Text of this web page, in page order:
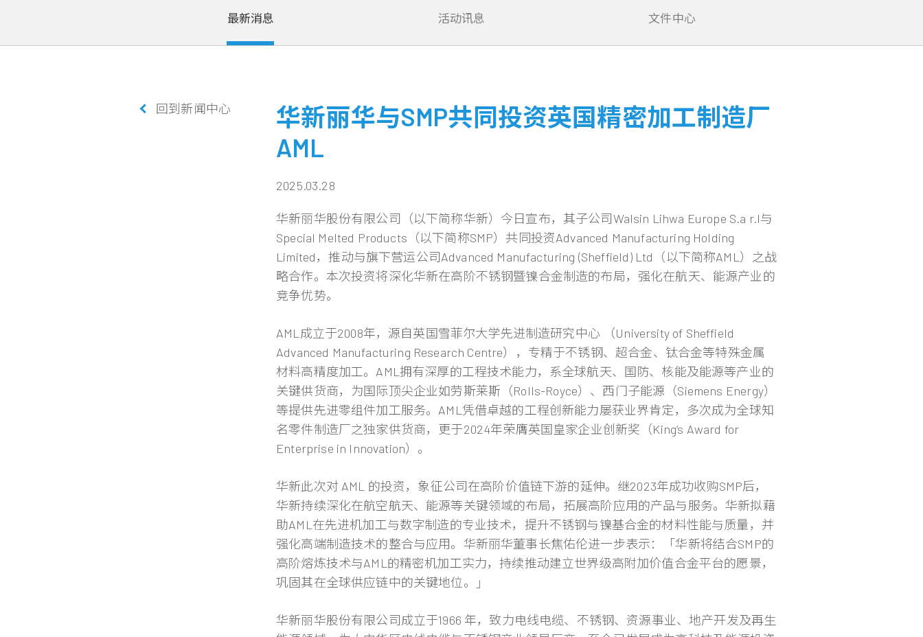
最新消息 活动讯息 文件中心
回到新闻中心
华新丽华与SMP共同投资英国精密加工制造厂
AML
2025.03.28
华新丽华股份有限公司（以下简称华新）今日宣布，其子公司Walsin Lihwa Europe S.a r.l与
Special Melted Products（以下简称SMP）共同投资Advanced Manufacturing Holding
Limited，推动与旗下营运公司Advanced Manufacturing (Sheffield) Ltd（以下简称AML）之战
略合作。本次投资将深化华新在高阶不锈钢暨镍合金制造的布局，强化在航天、能源产业的
竞争优势。
AML成立于2008年，源自英国雪菲尔大学先进制造研究中心 （University of Sheffield
Advanced Manufacturing Research Centre），专精于不锈钢、超合金、钛合金等特殊金属
材料高精度加工。AML拥有深厚的工程技术能力，系全球航天、国防、核能及能源等产业的
关键供货商，为国际顶尖企业如劳斯莱斯（Rolls-Royce）、西门子能源（Siemens Energy）
等提供先进零组件加工服务。AML凭借卓越的工程创新能力屡获业界肯定，多次成为全球知
名零件制造厂之独家供货商，更于2024年荣膺英国皇家企业创新奖（King’s Award for
Enterprise in Innovation）。
华新此次对 AML 的投资，象征公司在高阶价值链下游的延伸。继2023年成功收购SMP后，
华新持续深化在航空航天、能源等关键领域的布局，拓展高阶应用的产品与服务。华新拟藉
助AML在先进机加工与数字制造的专业技术，提升不锈钢与镍基合金的材料性能与质量，并
强化高端制造技术的整合与应用。华新丽华董事长焦佑伦进一步表示：「华新将结合SMP的
高阶熔炼技术与AML的精密机加工实力，持续推动建立世界级高附加价值合金平台的愿景，
巩固其在全球供应链中的关键地位。」
华新丽华股份有限公司成立于1966 年，致力电线电缆、不锈钢、资源事业、地产开发及再生